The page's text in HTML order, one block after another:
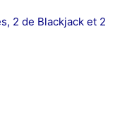
2 de Blackjack et 2